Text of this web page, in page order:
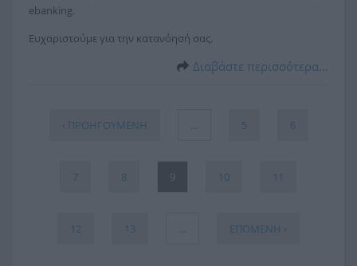
ebanking.
Ευχαριστούμε για την κατανόησή σας.
Διαβάστε περισσότερα…
‹ ΠΡΟΗΓΟΥΜΕΝΗ … 5 6
7 8 9 10 11
12 13 … ΕΠΟΜΕΝΗ ›